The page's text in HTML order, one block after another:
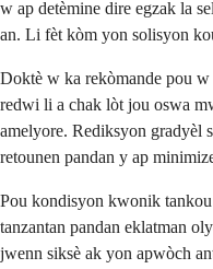
w ap detèmine dire egzak la
an. Li fèt kòm yon solisyon
Doktè w ka rekòmande pou
redwi li a chak lòt jou oswa
amelyore. Rediksyon gradyèl
retounen pandan y ap
Pou kondisyon kwonik
tanzantan pandan eklatman
jwenn siksè ak yon apwòch